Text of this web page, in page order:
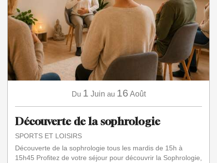
Du 1 Juin au 16 Août
Découverte de la sophrologie
SPORTS ET LOISIRS
Découverte de la sophrologie tous les mardis de 15h à
15h45 Profitez de votre séjour pour découvrir la Sophrologie,